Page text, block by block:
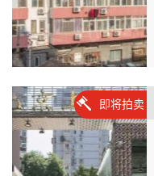
即将拍卖